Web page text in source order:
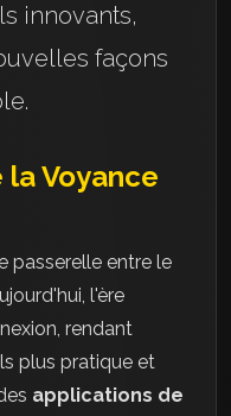
innovants,
façons
Voyance
passerelle entre le
l'ère
rendant
plus pratique et
applications de